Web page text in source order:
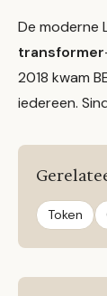
De moderne
transformer
2018 kwam
iedereen.
Token